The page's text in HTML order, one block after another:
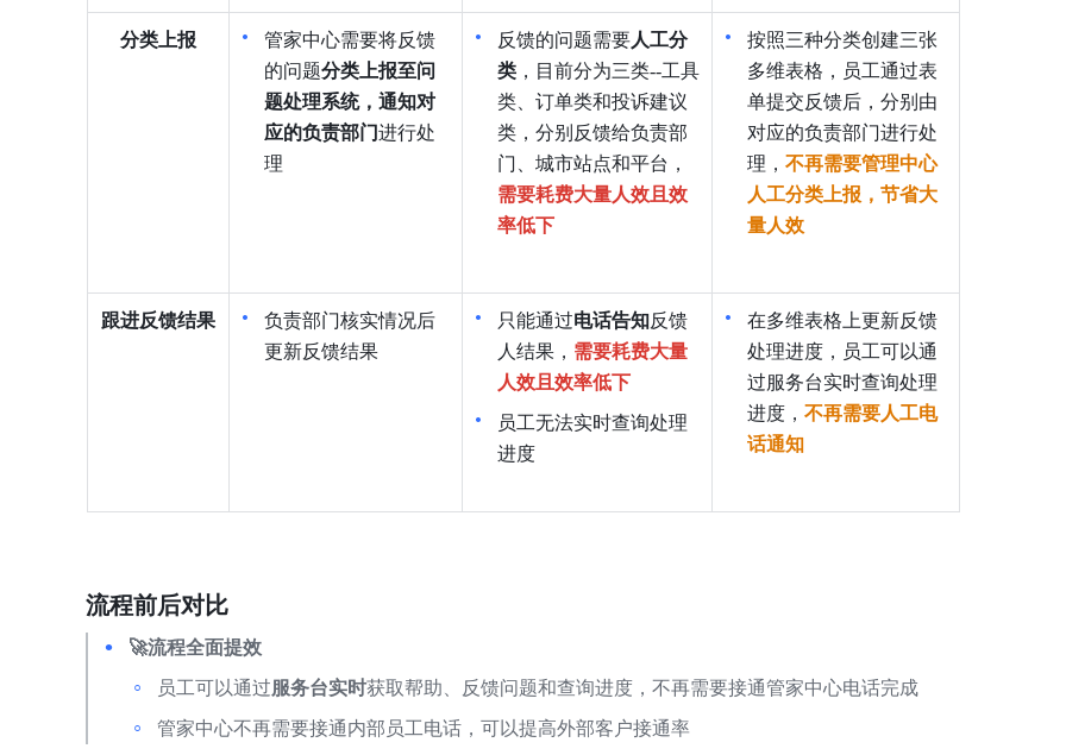
分类上报
管家中心需要将反馈
的问题分类上报至问
题处理系统，通知对
应的负责部门进行处
理
反馈的问题需要人工分
类 ，目前分为三类--工具
类、订单类和投诉建议
类，分别反馈给负责部
门、城市站点和平台，
需要耗费大量人效且效
率低下
按照三种分类创建三张
多维表格，员工通过表
单提交反馈后，分别由
对应的负责部门进行处
理， 不再需要管理中心
人工分类上报，节省大
量人效
跟进反馈结果
负责部门核实情况后
更新反馈结果
只能通过电话告知反馈
人结果， 需要耗费大量
人效且效率低下
员工无法实时查询处理
进度
在多维表格上更新反馈
处理进度，员工可以通
过服务台实时查询处理
进度， 不再需要人工电
话通知
流程前后对比
🚀流程全面提效
员工可以通过 服务台实时获取帮助、反馈问题和查询进度，不再需要接通管家中心电话完成
管家中心不再需要接通内部员工电话，可以提高外部客户接通率